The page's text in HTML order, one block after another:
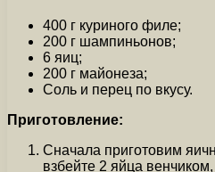
400 г куриного филе;
200 г шампиньонов;
6 яиц;
200 г майонеза;
Соль и перец по вкусу.
Приготовление:
Сначала приготовим
взбейте 2 яйца